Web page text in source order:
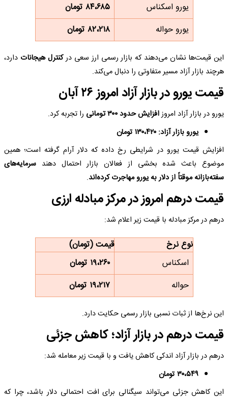
یورو اسکناس
۸۴،۶۸۵ تومان
یورو حواله
۸۲،۲۱۸ تومان
این قیمت‌ها نشان می‌دهند که بازار رسمی ارز سعی درکنترل هیجانات دارد،
هرچند بازار آزاد مسیر متفاوتی را دنبال می‌کند.
قیمت یورو در بازار آزاد امروز ۲۶ آبان
یورو در بازار آزاد امروزافزایش حدود ۳۰۰ تومانی
را تجربه کرد.
یورو بازار آزاد: ۱۳۰،۴۲۰ تومان
افزایش قیمت یورو در شرایطی رخ داده که دلار آرام گرفته است؛ همین
موضوع باعث شده بخشی از فعالان بازار احتمال دهند سرمایه‌های
سفته‌بازانه موقتاً از دلار به یورو مهاجرت کرده‌اند.
قیمت درهم امروز در مرکز مبادله ارزی
درهم در مرکز مبادله با قیمت زیر اعلام شد:
نوع نرخ
قیمت (تومان)
اسکناس
۱۹،۲۶۰ تومان
حواله
۱۹،۲۱۷ تومان
این نرخ‌ها از ثبات نسبی بازار رسمی حکایت دارد.
قیمت درهم در بازار آزاد؛ کاهش جزئی
درهم در بازار آزاد اندکی کاهش یافت و با قیمت زیر معامله شد:
۳۰،۵۴۹ تومان
این کاهش جزئی می‌تواند سیگنالی برای افت احتمالی دلار باشد، چرا که